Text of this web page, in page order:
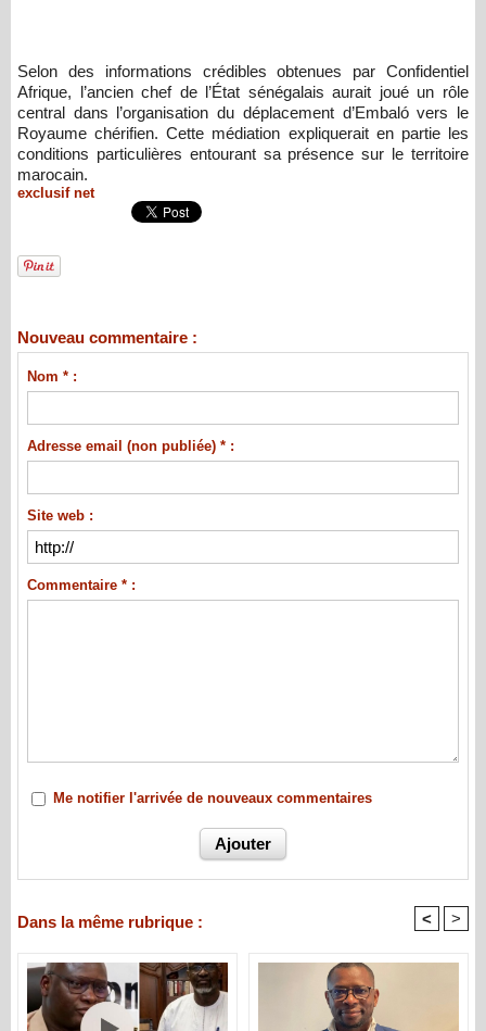
Selon des informations crédibles obtenues par Confidentiel
Afrique, l’ancien chef de l’État sénégalais aurait joué un rôle
central dans l’organisation du déplacement d’Embaló vers le
Royaume chérifien. Cette médiation expliquerait en partie les
conditions particulières entourant sa présence sur le territoire
marocain.
exclusif net
Nouveau commentaire :
Nom * :
Adresse email (non publiée) * :
Site web :
Commentaire * :
Me notifier l'arrivée de nouveaux commentaires
Dans la même rubrique : < >